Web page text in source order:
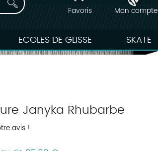
Favoris
Mon compte
ECOLES DE GLISSE SKATE
Janyka Rhubarbe
avis !